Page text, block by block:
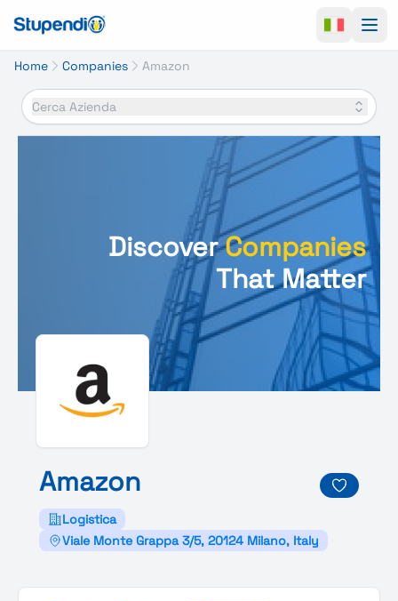
Home Companies Amazon
Cerca Azienda
DiscoverCompanies
That Matter
Amazon
Logistica
Viale Monte Grappa 3/5, 20124 Milano, Italy